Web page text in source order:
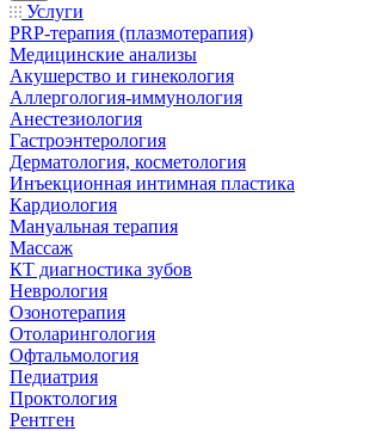
Услуги
PRP-терапия (плазмотерапия)
Медицинские анализы
Акушерство и гинекология
Аллергология-иммунология
Анестезиология
Гастроэнтерология
Дерматология, косметология
Инъекционная интимная пластика
Кардиология
Мануальная терапия
Массаж
КТ диагностика зубов
Неврология
Озонотерапия
Отоларингология
Офтальмология
Педиатрия
Проктология
Рентген